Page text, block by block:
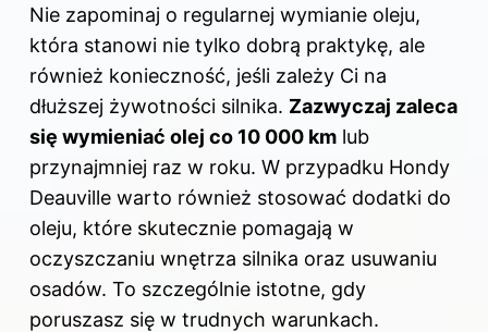
Nie zapominaj o regularnej wymianie oleju,
która stanowi nie tylko dobrą praktykę, ale
również konieczność, jeśli zależy Ci na
dłuższej żywotności silnika. Zazwyczaj zaleca
się wymieniać olej co 10 000 km lub
przynajmniej raz w roku. W przypadku Hondy
Deauville warto również stosować dodatki do
oleju, które skutecznie pomagają w
oczyszczaniu wnętrza silnika oraz usuwaniu
osadów. To szczególnie istotne, gdy
poruszasz się w trudnych warunkach.